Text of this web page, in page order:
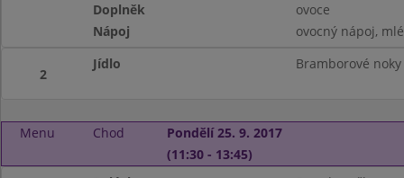
Doplněk
ovoce
Nápoj
ovocný nápoj,
2
Jídlo Bramborové
Menu Chod
Pondělí 25. 9. 2017
(11:30 - 13:45)